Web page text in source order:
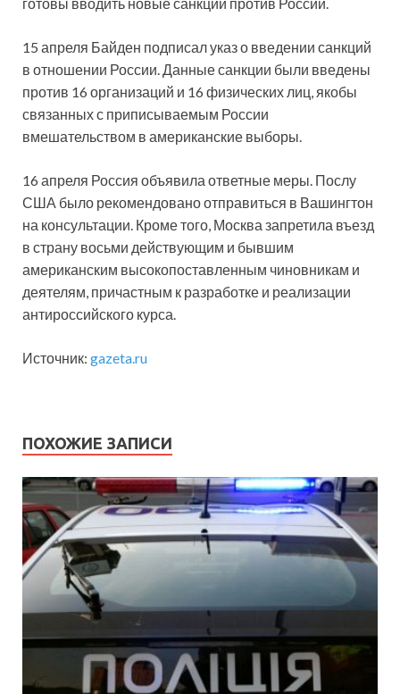
15 апреля Байден подписал указ о введении санкций
в отношении России. Данные санкции были введены
против 16 организаций и 16 физических лиц, якобы
связанных с приписываемым России
вмешательством в американские выборы.
16 апреля Россия объявила ответные меры. Послу
США было рекомендовано отправиться в Вашингтон
на консультации. Кроме того, Москва запретила въезд
в страну восьми действующим и бывшим
американским высокопоставленным чиновникам и
деятелям, причастным к разработке и реализации
антироссийского курса.
Источник: gazeta.ru
ПОХОЖИЕ ЗАПИСИ